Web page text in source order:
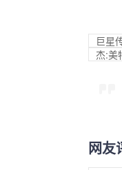
巨星
杰:美
网友